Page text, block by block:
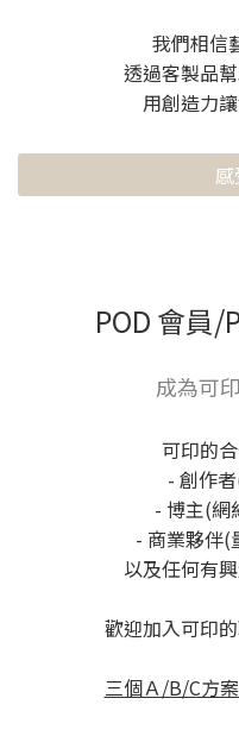
我們相信
透過客製品
用創造力
POD 會員
成為可
可印的
- 創作
- 博主(網
- 商業夥伴(
以及任何有
歡迎加入可印
三個Ａ/B/C方